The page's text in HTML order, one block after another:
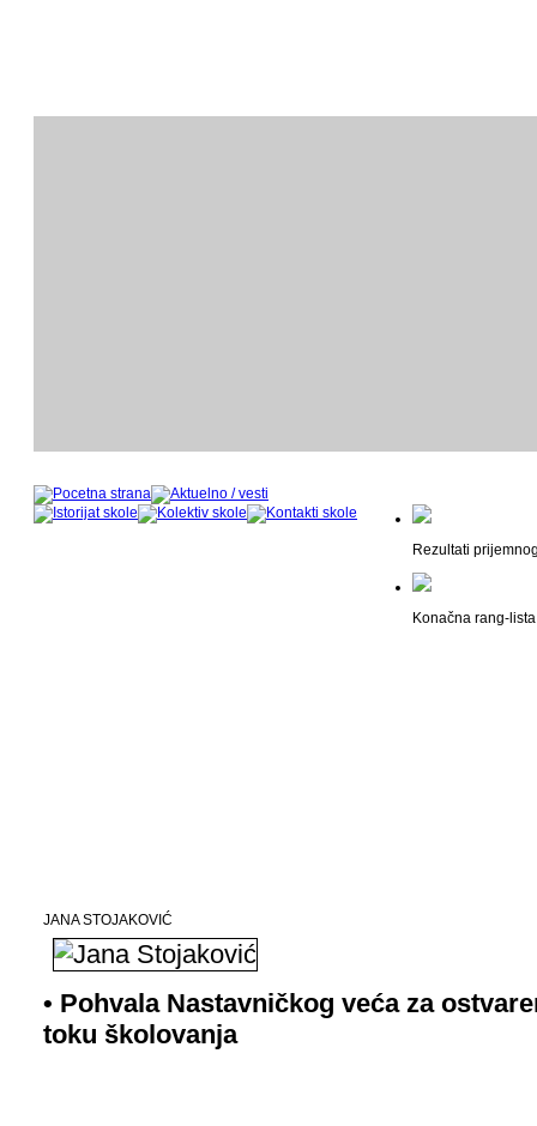
Rezultati
Konačna rang-
JANA STOJAKOVIĆ
• Pohvala Nastavničkog veća za
toku školovanja